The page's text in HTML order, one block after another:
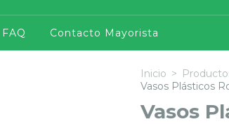
FAQ Contacto Mayorista
Inicio >
Vasos Plásticos
Vasos